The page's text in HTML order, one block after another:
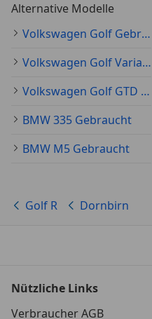
Alternative Modelle
Volkswagen Golf Gebraucht
Volkswagen Golf Variant Gebraucht
Volkswagen Golf GTD Gebraucht
BMW 335 Gebraucht
BMW M5 Gebraucht
Golf R Dornbirn
Nützliche Links
Verbraucher AGB